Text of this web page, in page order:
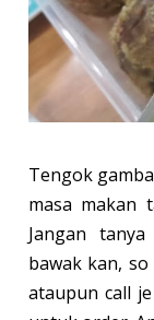
Tengok
masa makan
Jangan
bawak kan,
ataupun call